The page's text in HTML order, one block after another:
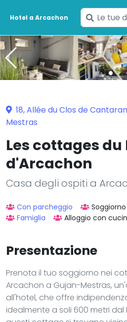
Hotel a Arcachon
Inserisci
le
tue
date
18, Allée du Clos de
Mestras
Les cottages du
d'Arcachon
Casa degli ospiti a
Con parcheggio
Famiglia
Alloggio con
Presentazione
Prenota il tuo soggiorno nei
Arcachon a Gujan-Mestras,
all'hotel, che offre
idealmente a soli 600 metri